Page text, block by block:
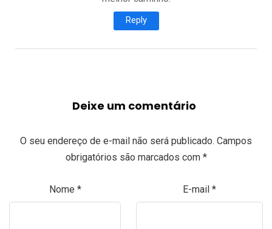
Reply
Deixe um comentário
O seu endereço de e-mail não será publicado. Campos
obrigatórios são marcados com *
Nome * E-mail *